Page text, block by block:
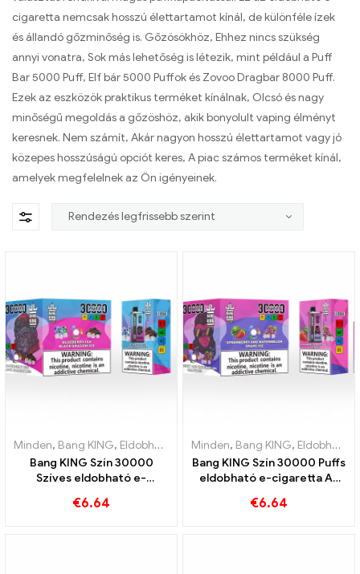
cigaretta nemcsak hosszú élettartamot kínál, de különféle ízek
és állandó gőzminőség is. Gőzösökhöz, Ehhez nincs szükség
annyi vonatra, Sok más lehetőség is létezik, mint például a Puff
Bar 5000 Puff, Elf bár 5000 Puffok és Zovoo Dragbar 8000 Puff.
Ezek az eszközök praktikus terméket kínálnak, Olcsó és nagy
minőségű megoldás a gőzöshöz, akik bonyolult vaping élményt
keresnek. Nem számít, Akár nagyon hosszú élettartamot vagy jó
közepes hosszúságú opciót keres, A piac számos terméket kínál,
amelyek megfelelnek az Ön igényeinek.
Minden, Bang KING, Eldobható e-cigaretta Litvánia ,Eldobható e-
Bang KING Szín 30000
Szíves eldobható e-
élvezet a Blueberry Ice és a
€6.64
Minden, Bang KING, Eldobható e-cigaretta Litvánia
Bang KING Szín 30000 Puffs
eldobható e-cigaretta Az
frissítő szőlőjég tökéletes
€6.64